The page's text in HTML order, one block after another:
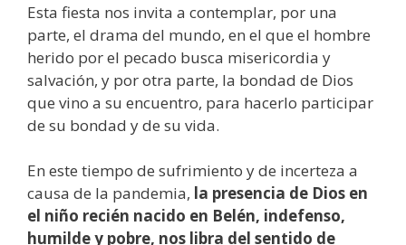
Esta fiesta nos invita a contemplar, por una
parte, el drama del mundo, en el que el hombre
herido por el pecado busca misericordia y
salvación, y por otra parte, la bondad de Dios
que vino a su encuentro, para hacerlo participar
de su bondad y de su vida.
En este tiempo de sufrimiento y de incerteza a
causa de la pandemia, la presencia de Dios en
el niño recién nacido en Belén, indefenso,
humilde y pobre, nos libra del sentido de